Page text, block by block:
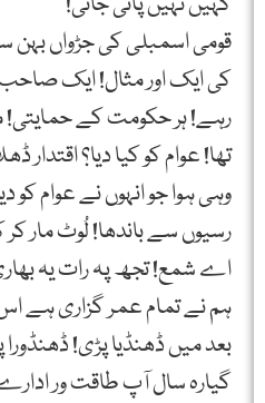
قومی اسمبلی کی جڑواں
کی ایک اور مثال! ایک
رہے! ہر حکومت کے
تھا! عوام کو کیا دیا؟ اقتدار
وہی ہوا جو انہوں نے عوام کو
رسیوں سے باندھا! لُوٹ مار
اے شمع! تجھ پہ رات یہ
ہم نے تمام عمر گزاری ہے
بعد میں ڈھنڈیا پڑی! ڈھنڈورا
گیارہ سال آپ طاقت ور